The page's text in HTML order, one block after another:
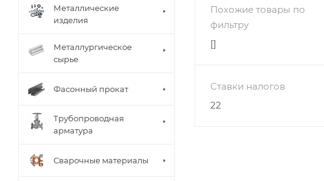
Похожие товары по
фильтру
[]
Ставки налогов
22
Металлические
изделия
Металлургическое
сырье
Фасонный прокат
Трубопроводная
арматура
Сварочные материалы